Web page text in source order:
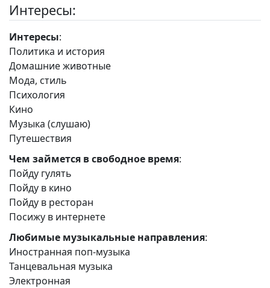
Интересы:
Интересы:
Политика и история
Домашние животные
Мода, стиль
Психология
Кино
Музыка (слушаю)
Путешествия
Чем займется в свободное время:
Пойду гулять
Пойду в кино
Пойду в ресторан
Посижу в интернете
Любимые музыкальные направления:
Иностранная поп-музыка
Танцевальная музыка
Электронная